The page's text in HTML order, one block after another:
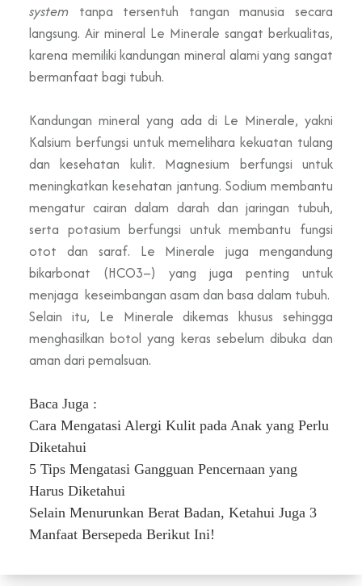
system tanpa tersentuh tangan manusia secara
langsung. Air mineral Le Minerale sangat berkualitas,
karena memiliki kandungan mineral alami yang sangat
bermanfaat bagi tubuh.
Kandungan mineral yang ada di Le Minerale, yakni
Kalsium berfungsi untuk memelihara kekuatan tulang
dan kesehatan kulit. Magnesium berfungsi untuk
meningkatkan kesehatan jantung. Sodium membantu
mengatur cairan dalam darah dan jaringan tubuh,
serta potasium berfungsi untuk membantu fungsi
otot dan saraf. Le Minerale juga mengandung
bikarbonat (HCO3–) yang juga penting untuk
menjaga keseimbangan asam dan basa dalam tubuh.
Selain itu, Le Minerale dikemas khusus sehingga
menghasilkan botol yang keras sebelum dibuka dan
aman dari pemalsuan.
Baca Juga :
Cara Mengatasi Alergi Kulit pada Anak yang Perlu
Diketahui
5 Tips Mengatasi Gangguan Pencernaan yang
Harus Diketahui
Selain Menurunkan Berat Badan, Ketahui Juga 3
Manfaat Bersepeda Berikut Ini!